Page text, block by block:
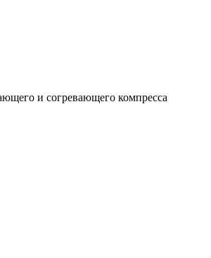
и согревающего компресса